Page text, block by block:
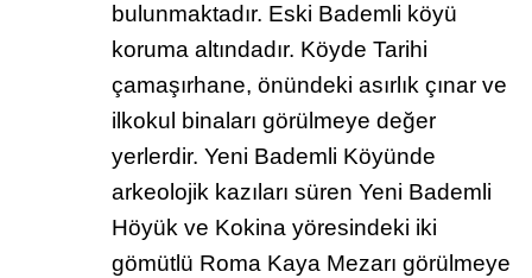
bulunmaktadır. Eski Bademli köyü
koruma altındadır. Köyde Tarihi
çamaşırhane, önündeki asırlık çınar ve
ilkokul binaları görülmeye değer
yerlerdir. Yeni Bademli Köyünde
arkeolojik kazıları süren Yeni Bademli
Höyük ve Kokina yöresindeki iki
gömütlü Roma Kaya Mezarı görülmeye